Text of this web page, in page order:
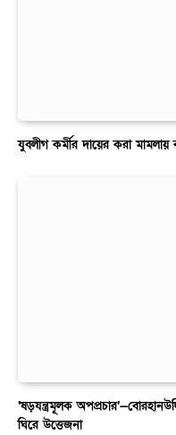
যুবলীগ কর্মীর দায়ের করা
‘ষড়যন্ত্রমূলক
ঘিরে উত্তেজনা